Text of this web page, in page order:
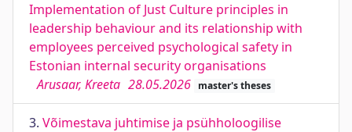
Implementation of Just Culture principles in
leadership behaviour and its relationship with
employees perceived psychological safety in
Estonian internal security organisations
Arusaar, Kreeta 28.05.2026 master's theses
3. Võimestava juhtimise ja psühholoogilise